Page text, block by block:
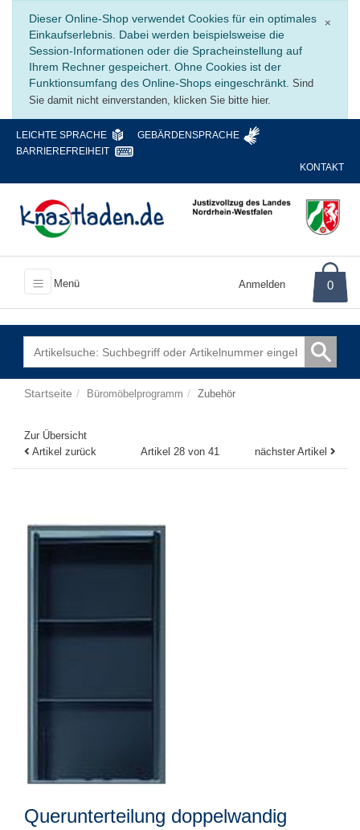
×
Dieser Online-Shop verwendet Cookies für ein optimales
Einkaufserlebnis. Dabei werden beispielsweise die
Session-Informationen oder die Spracheinstellung auf
Ihrem Rechner gespeichert. Ohne Cookies ist der
Funktionsumfang des Online-Shops eingeschränkt. Sind
Sie damit nicht einverstanden, klicken Sie bitte hier.
LEICHTE SPRACHE
GEBÄRDENSPRACHE
BARRIEREFREIHEIT
KONTAKT
Menü Anmelden 0
Startseite Büromöbelprogramm Zubehör
Zur Übersicht
Artikel zurück
Artikel 28 von 41 nächster Artikel
Querunterteilung doppelwandig